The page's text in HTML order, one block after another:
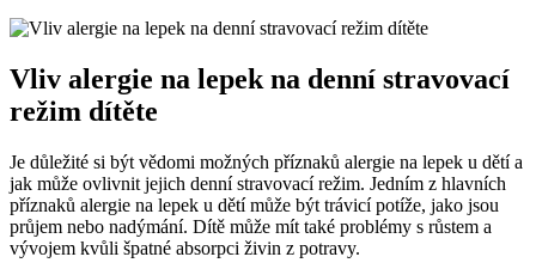
Vliv alergie na lepek na denní stravovací
režim dítěte
Je důležité si být vědomi možných příznaků alergie na lepek u dětí a
jak může ovlivnit jejich denní stravovací režim. Jedním z hlavních
příznaků alergie na lepek u dětí může být trávicí potíže, jako jsou
průjem nebo nadýmání. Dítě může mít také problémy s růstem a
vývojem kvůli špatné absorpci živin z potravy.